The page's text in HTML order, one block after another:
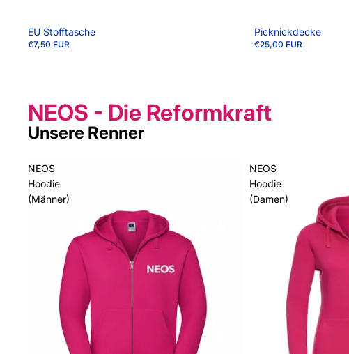
EU Stofftasche
€7,50 EUR
Picknickdecke
€25,00 EUR
NEOS - Die Reformkraft
Unsere Renner
NEOS
Hoodie
(Männer)
NEOS
Hoodie
(Damen)